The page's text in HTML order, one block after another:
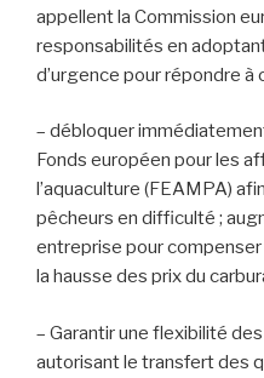
appellent la Commission
responsabilités en
d’urgence pour répondre à
– débloquer
Fonds européen pour les
l’aquaculture (FEAMPA)
pêcheurs en difficulté ;
entreprise pour
la hausse des prix du
– Garantir une flexibilité
autorisant le transfert des